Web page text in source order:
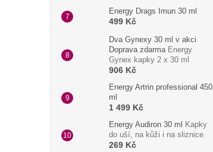
Energy Drags Imun 30 ml
499 Kč
Dva Gynexy 30 ml v akci
Doprava zdarma Energy
Gynex kapky 2 x 30 ml
906 Kč
Energy Artrin professional 450
ml
1 499 Kč
Energy Audiron 30 ml
Kapky
do uší, na kůži i na sliznice
269 Kč